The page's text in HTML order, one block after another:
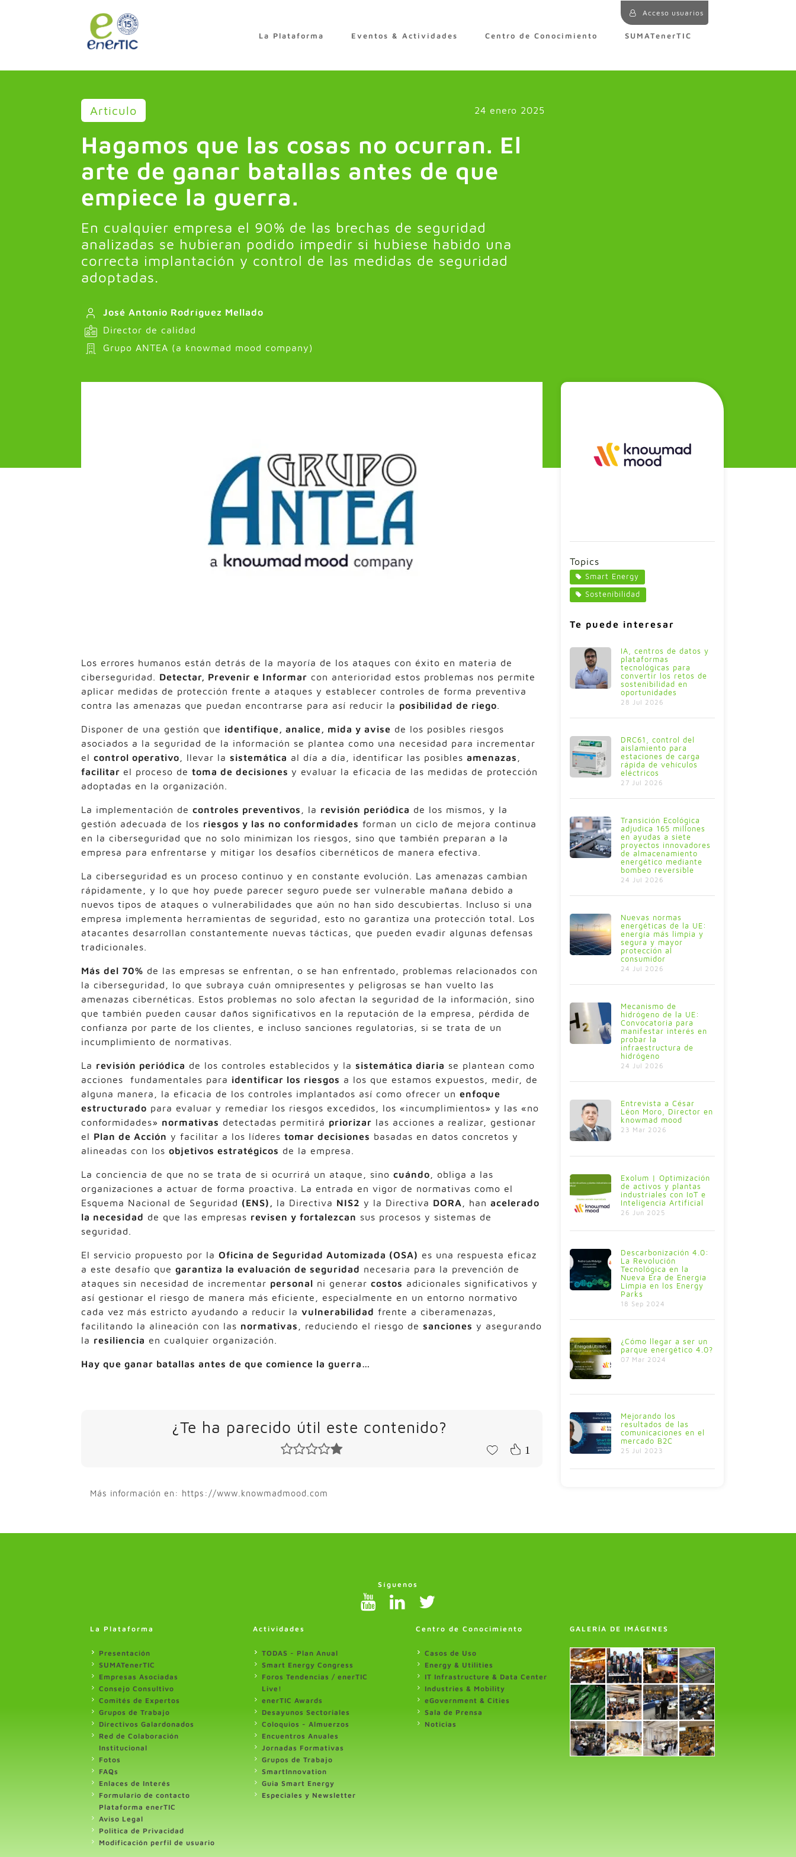
Acceso usuarios
La Plataforma Eventos & Actividades Centro de Conocimiento SUMATenerTIC
Articulo 24 enero 2025
Hagamos que las cosas no ocurran. El
arte de ganar batallas antes de que
empiece la guerra.
En cualquier empresa el 90% de las brechas de seguridad
analizadas se hubieran podido impedir si hubiese habido una
correcta implantación y control de las medidas de seguridad
adoptadas.
José Antonio Rodríguez Mellado
Director de calidad
Grupo ANTEA (a knowmad mood company)
Los errores humanos están detrás de la mayoría de los ataques con éxito en materia de
ciberseguridad. Detectar, Prevenir e Informar con anterioridad estos problemas nos permite
aplicar medidas de protección frente a ataques y establecer controles de forma preventiva
contra las amenazas que puedan encontrarse para así reducir la posibilidad de riego
Disponer de una gestión que identifique, analice, mida y avise de los posibles riesgos
asociados a la seguridad de la información se plantea como una necesidad para incrementar
el control operativo , llevar la sistemática al día a día, identificar las posibles amenazas
facilitar el proceso de toma de decisiones y evaluar la eficacia de las medidas de protección
adoptadas en la organización.
La implementación de controles preventivos , la revisión periódica de los mismos, y la
gestión adecuada de los riesgos y las no conformidades forman un ciclo de mejora continua
en la ciberseguridad que no solo minimizan los riesgos, sino que también preparan a la
empresa para enfrentarse y mitigar los desafíos cibernéticos de manera efectiva.
La ciberseguridad es un proceso continuo y en constante evolución. Las amenazas cambian
rápidamente, y lo que hoy puede parecer seguro puede ser vulnerable mañana debido a
nuevos tipos de ataques o vulnerabilidades que aún no han sido descubiertas. Incluso si una
empresa implementa herramientas de seguridad, esto no garantiza una protección total. Los
atacantes desarrollan constantemente nuevas tácticas, que pueden evadir algunas defensas
tradicionales.
Más del 70% de las empresas se enfrentan, o se han enfrentado, problemas relacionados con
la ciberseguridad, lo que subraya cuán omnipresentes y peligrosas se han vuelto las
amenazas cibernéticas. Estos problemas no solo afectan la seguridad de la información, sino
que también pueden causar daños significativos en la reputación de la empresa, pérdida de
confianza por parte de los clientes, e incluso sanciones regulatorias, si se trata de un
incumplimiento de normativas.
La revisión periódica de los controles establecidos y la sistemática diaria se plantean como
acciones fundamentales para identificar los riesgos a los que estamos expuestos, medir, de
alguna manera, la eficacia de los controles implantados así como ofrecer un enfoque
estructurado para evaluar y remediar los riesgos excedidos, los «incumplimientos» y las «no
conformidades» normativas detectadas permitirá priorizar las acciones a realizar, gestionar
el Plan de Acción y facilitar a los líderes tomar decisiones basadas en datos concretos y
alineadas con los objetivos estratégicos de la empresa.
La conciencia de que no se trata de si ocurrirá un ataque, sino cuándo , obliga a las
organizaciones a actuar de forma proactiva. La entrada en vigor de normativas como el
Esquema Nacional de Seguridad (ENS), la Directiva NIS2 y la Directiva DORA , han acelerado
la necesidad de que las empresas revisen y fortalezcan sus procesos y sistemas de
seguridad.
El servicio propuesto por la Oficina de Seguridad Automizada (OSA) es una respuesta eficaz
a este desafío que garantiza la evaluación de seguridad necesaria para la prevención de
ataques sin necesidad de incrementar personal ni generar costos adicionales significativos y
así gestionar el riesgo de manera más eficiente, especialmente en un entorno normativo
cada vez más estricto ayudando a reducir la vulnerabilidad frente a ciberamenazas,
facilitando la alineación con las normativas , reduciendo el riesgo de sanciones y asegurando
la resiliencia en cualquier organización.
Hay que ganar batallas antes de que comience la guerra…
¿Te ha parecido útil este contenido?
1
Más información en: https://www.knowmadmood.com
Topics
Smart Energy
Sostenibilidad
Te puede interesar
IA, centros de datos y
plataformas
tecnológicas para
convertir los retos de
sostenibilidad en
oportunidades
28 Jul 2026
DRC61, control del
aislamiento para
estaciones de carga
rápida de vehículos
eléctricos
27 Jul 2026
Transición Ecológica
adjudica 165 millones
en ayudas a siete
proyectos innovadores
de almacenamiento
energético mediante
bombeo reversible
24 Jul 2026
Nuevas normas
energéticas de la UE:
energía más limpia y
segura y mayor
protección al
consumidor
24 Jul 2026
Mecanismo de
hidrógeno de la UE:
Convocatoria para
manifestar interés en
probar la
infraestructura de
hidrógeno
24 Jul 2026
Entrevista a César
Léon Moro, Director en
knowmad mood
23 Mar 2026
Exolum | Optimización
de activos y plantas
industriales con IoT e
Inteligencia Artificial
26 Jun 2025
Descarbonización 4.0:
La Revolución
Tecnológica en la
Nueva Era de Energía
Limpia en los Energy
Parks
18 Sep 2024
¿Cómo llegar a ser un
parque energético 4.0?
07 Mar 2024
Mejorando los
resultados de las
comunicaciones en el
mercado B2C
25 Jul 2023
Síguenos
La Plataforma
Presentación
SUMATenerTIC
Empresas Asociadas
Consejo Consultivo
Comités de Expertos
Grupos de Trabajo
Directivos Galardonados
Red de Colaboración
Institucional
Fotos
FAQs
Enlaces de Interés
Formulario de contacto
Plataforma enerTIC
Aviso Legal
Politica de Privacidad
Modificación perfil de usuario
Actividades
TODAS - Plan Anual
Smart Energy Congress
Foros Tendencias / enerTIC
Live!
enerTIC Awards
Desayunos Sectoriales
Coloquios - Almuerzos
Encuentros Anuales
Jornadas Formativas
Grupos de Trabajo
SmartInnovation
Guia Smart Energy
Especiales y Newsletter
Centro de Conocimiento
Casos de Uso
Energy & Utilities
IT Infrastructure & Data Center
Industries & Mobility
eGovernment & Cities
Sala de Prensa
Noticias
GALERÍA DE IMÁGENES